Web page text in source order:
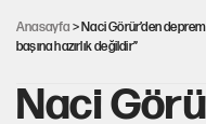
Anasayfa > Naci Görür’den
başına hazırlık değildir”
Naci